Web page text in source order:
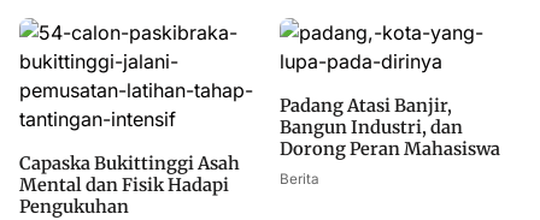
Capaska Bukittinggi Asah
Mental dan Fisik Hadapi
Pengukuhan
Padang Atasi Banjir,
Bangun Industri, dan
Dorong Peran Mahasiswa
Berita